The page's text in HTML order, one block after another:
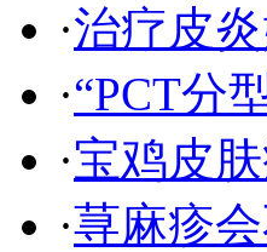
·治疗皮
·“PCT分
·宝鸡皮
·荨麻疹